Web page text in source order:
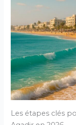
Les étapes clés